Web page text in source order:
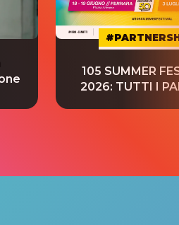
105 SUMMER
2026: TUTTI I